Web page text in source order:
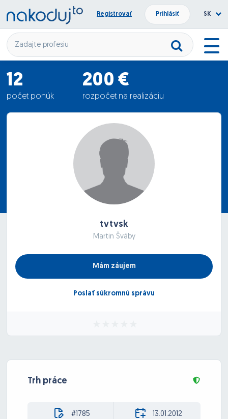
Registrovať Prihlásiť SK
12
počet ponúk
200 €
rozpočet na realizáciu
5116.67 €
tvtvsk
Martin Šváby
Mám záujem
Poslať súkromnú správu
Trh práce
#1785 13.01.2012